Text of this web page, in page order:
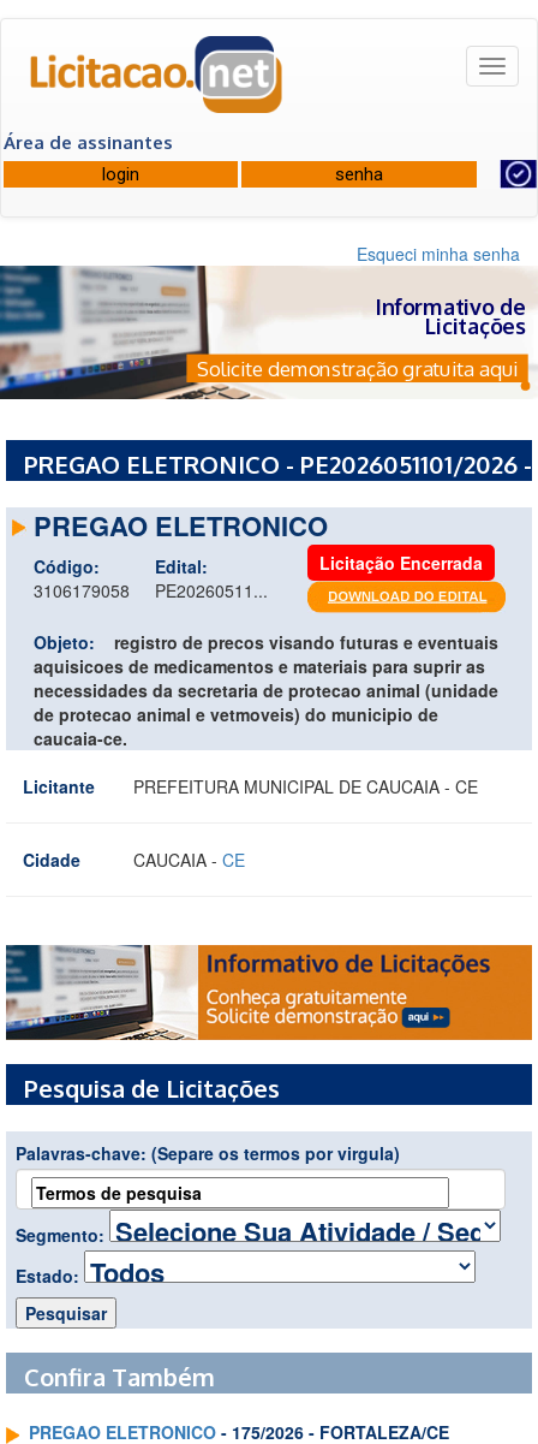
Área de assinantes
Esqueci minha senha
Informativo de
Licitações
Solicite demonstração gratuita aqui
PREGAO ELETRONICO - PE2026051101/2026 -
PREGAO ELETRONICO
Código:
3106179058
Edital:
PE20260511...
Licitação Encerrada
Objeto:
registro de precos visando futuras e eventuais
aquisicoes de medicamentos e materiais para suprir as
necessidades da secretaria de protecao animal (unidade
de protecao animal e vetmoveis) do municipio de
caucaia-ce.
Licitante
PREFEITURA MUNICIPAL DE CAUCAIA - CE
Cidade CAUCAIA - CE
Pesquisa de Licitações
Palavras-chave: (Separe os termos por virgula)
Segmento:
Estado:
Confira Também
PREGAO ELETRONICO - 175/2026 - FORTALEZA/CE